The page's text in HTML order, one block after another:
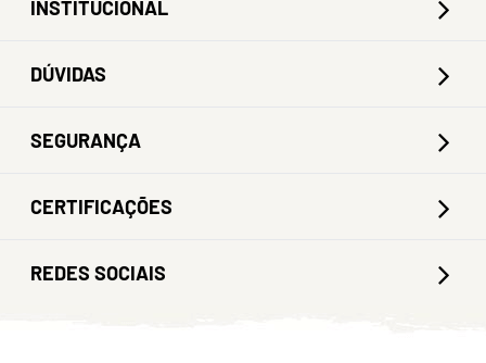
INSTITUCIONAL
DÚVIDAS
SEGURANÇA
CERTIFICAÇÕES
REDES SOCIAIS